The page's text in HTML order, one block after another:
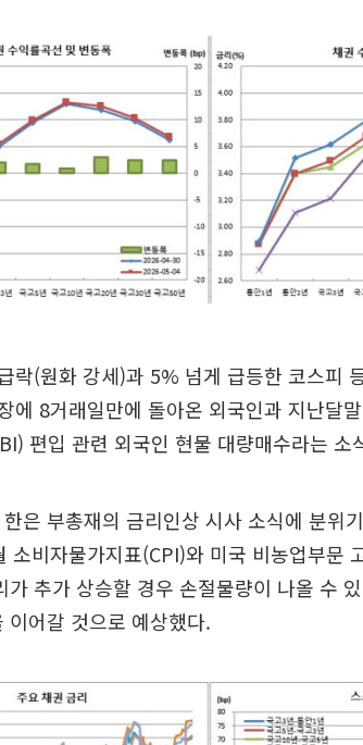
락(원화 강세)과 5% 넘게 급등한 코스피
에 8거래일만에 돌아온 외국인과 지난달
편입 관련 외국인 현물 대량매수라는 소
은 부총재의 금리인상 시사 소식에 분위
소비자물가지표(CPI)와 미국 비농업부문
가 추가 상승할 경우 손절물량이 나올 수
이어갈 것으로 예상했다.